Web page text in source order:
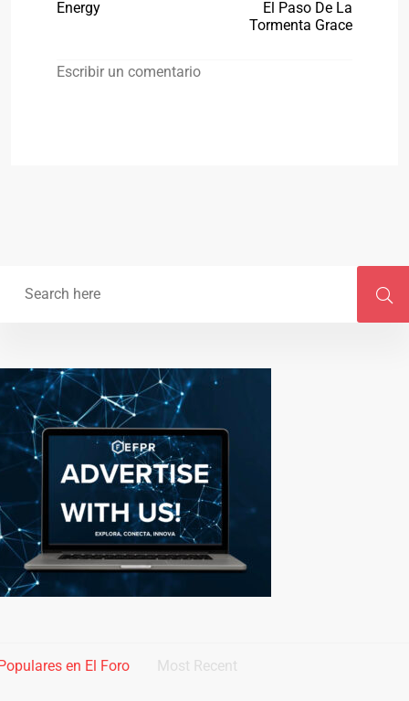
Energy
El Paso De La
Tormenta Grace
Escribir un comentario
en El Foro Most Recent